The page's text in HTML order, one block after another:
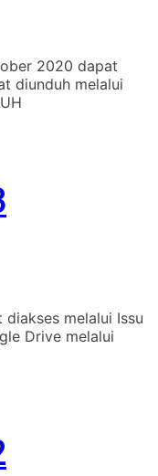
2020 dapat
diunduh melalui
melalui Issu
Drive melalui